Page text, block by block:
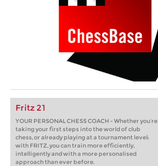
Fritz 21
YOUR PERSONAL CHESS COACH - Whether you’re
taking your first steps into the world of club
chess, or already playing at a tournament level:
with FRITZ, you can train more efficiently,
intelligently and with a more personalised
approach than ever before.